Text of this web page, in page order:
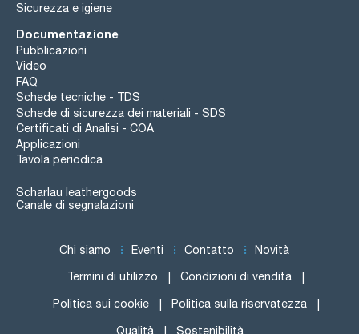
Sicurezza e igiene
Documentazione
Pubblicazioni
Video
FAQ
Schede tecniche - TDS
Schede di sicurezza dei materiali - SDS
Certificati di Analisi - COA
Applicazioni
Tavola periodica
Scharlau leathergoods
Canale di segnalazioni
Chi siamo Eventi Contatto Novità
Termini di utilizzo Condizioni di vendita
Politica sui cookie Politica sulla riservatezza
Qualità Sostenibilità